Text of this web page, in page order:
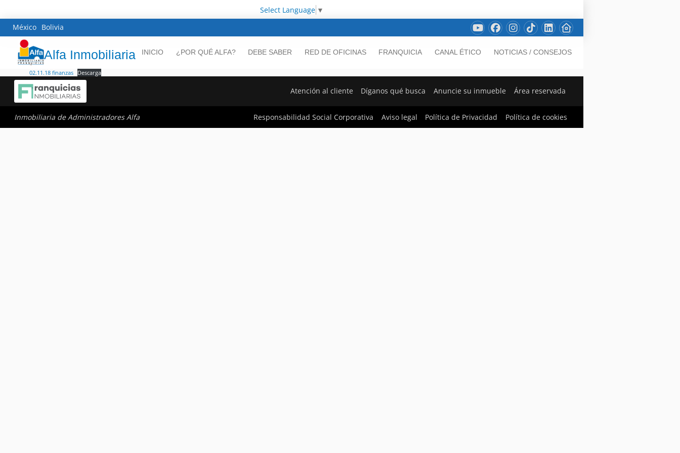
Select Language ▼
México Bolivia
Alfa Inmobiliaria INICIO ¿POR QUÉ ALFA? DEBE SABER RED DE OFICINAS FRANQUICIA CANAL ÉTICO NOTICIAS / CONSEJOS
02.11.18 finanzas Descarga
Atención al cliente Díganos qué busca Anuncie su inmueble Área reservada
Inmobiliaria de Administradores Alfa Responsabilidad Social Corporativa Aviso legal Política de Privacidad Política de cookies